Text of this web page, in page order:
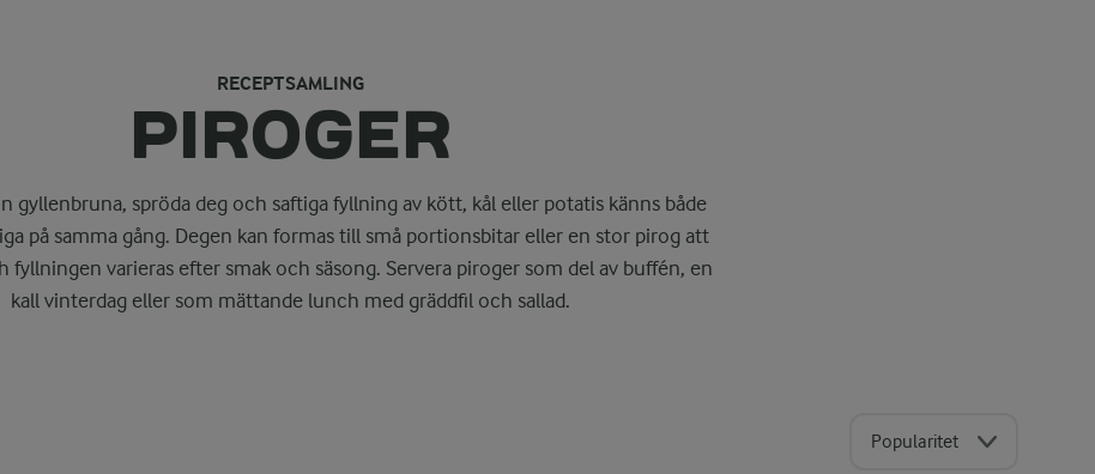
RECEPTSAMLING
PIROGER
gyllenbruna, spröda deg och saftiga fyllning av kött, kål eller potatis känns både
på samma gång. Degen kan formas till små portionsbitar eller en stor pirog att
fyllningen varieras efter smak och säsong. Servera piroger som del av buffén, en
kall vinterdag eller som mättande lunch med gräddfil och sallad.
Popularitet